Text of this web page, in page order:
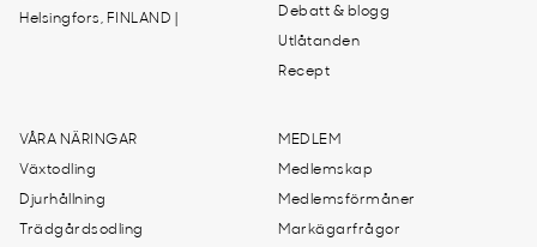
Helsingfors, FINLAND |
Debatt & blogg
Utlåtanden
Recept
VÅRA NÄRINGAR
Växtodling
Djurhållning
Trädgårdsodling
MEDLEM
Medlemskap
Medlemsförmåner
Markägarfrågor